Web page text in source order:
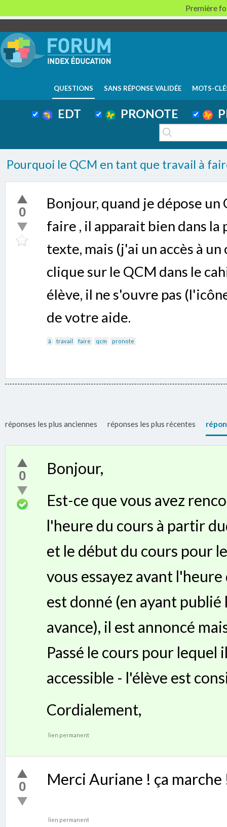
QUESTIONS SANS RÉPONSE VALIDÉE MOTS-
EDT PRONOTE
Pourquoi le QCM en tant que travail à
0
Bonjour, quand je dépose
faire , il apparait bien dans
texte, mais (j'ai un accès à
clique sur le QCM dans le
élève, il ne s'ouvre pas
de votre aide.
à travail faire qcm pronote
réponses les plus anciennes réponses les plus récentes
0
Bonjour,
Est-ce que vous avez
l'heure du cours à partir
et le début du cours pour
vous essayez avant
est donné (en ayant
avance), il est annoncé
Passé le cours pour lequel
accessible - l'élève est
Cordialement,
lien permanent
0 Merci Auriane ! ça marche
lien permanent
Première